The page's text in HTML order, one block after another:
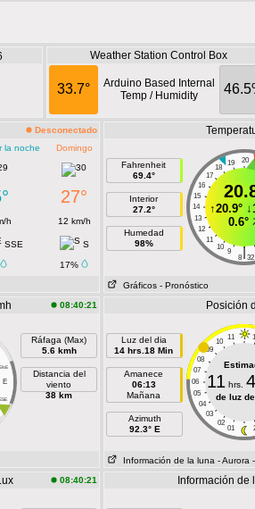
Weather Station Control Box
33.7°
Arduino Based Internal
Temp / Humidity
Desconectado
la noche Domingo
27°
h 12 km/h
SSE S
17%
Fahrenheit
69.4°
Interior
27.2°
Humedad
98%
20
19
18
17
16
15
14
13
12
11
10
9 |
8 32
↑20.9° ↓
0.6°
Gráficos - Pronóstico
08:40:21
ENE
E
ESE
Ráfaga (Max)
5.6 kmh
Distancia del
viento
38 km
Posición
Luz del dia
14 hrs.18 Min
Amanece
06:13
Mañana
Azimuth
92.3° E
11
10
09
08
07
06
05
04
03
02
01
11 hrs.
de luz
Información de la luna - Aurora
08:40:21 Información de